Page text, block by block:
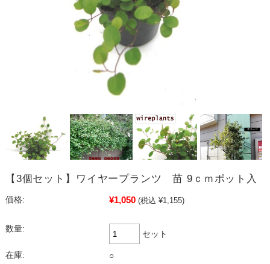
【3個セット】ワイヤープランツ 苗 9ｃｍポット入
価格: ¥1,050 (税込 ¥1,155)
数量:
セット
在庫: ○